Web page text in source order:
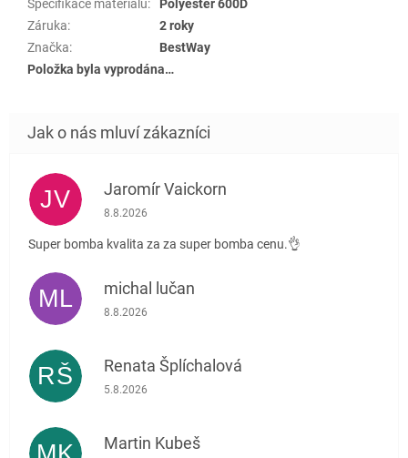
Specifikace materiálu:
Polyester 600D
Záruka:
2 roky
Značka:
BestWay
Položka byla vyprodána…
JV Jaromír Vaickorn
Hodnocení obchodu je 5 z 5 hvězdiček.
8.8.2026
Super bomba kvalita za za super bomba cenu.👌
ML michal lučan
Hodnocení obchodu je 5 z 5 hvězdiček.
8.8.2026
RŠ Renata Šplíchalová
Hodnocení obchodu je 5 z 5 hvězdiček.
5.8.2026
Martin Kubeš